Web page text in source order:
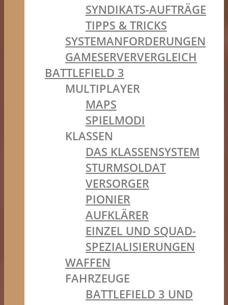
SYNDIKATS-AUFTRÄGE
TIPPS & TRICKS
SYSTEMANFORDERUNGEN
GAMESERVERVERGLEICH
BATTLEFIELD 3
MULTIPLAYER
MAPS
SPIELMODI
KLASSEN
DAS KLASSENSYSTEM
STURMSOLDAT
VERSORGER
PIONIER
AUFKLÄRER
EINZEL UND SQUAD-
SPEZIALISIERUNGEN
WAFFEN
FAHRZEUGE
BATTLEFIELD 3 UND